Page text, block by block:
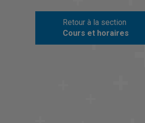
Retour à la section
Cours et horaires